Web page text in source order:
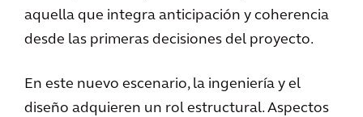
aquella que integra anticipación y coherencia
desde las primeras decisiones del proyecto.
En este nuevo escenario, la ingeniería y el
diseño adquieren un rol estructural. Aspectos